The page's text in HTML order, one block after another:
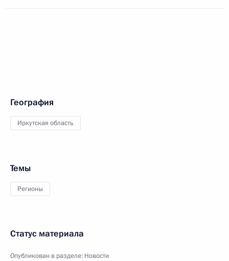
География
Иркутская область
Темы
Регионы
Статус материала
Опубликован в разделе: Новости